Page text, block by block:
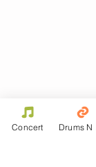
Concert